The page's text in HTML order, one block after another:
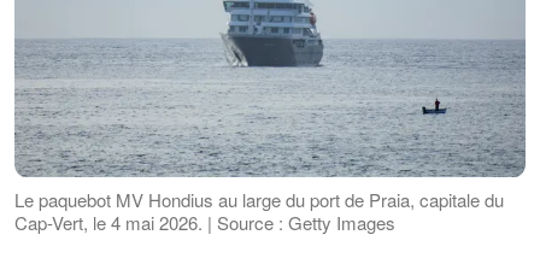
Le paquebot MV Hondius au large du port de Praia, capitale du
Cap-Vert, le 4 mai 2026. | Source : Getty Images